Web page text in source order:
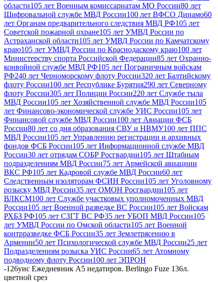
области105 лет Военным комиссариатам МО России80 лет
Шифровальной службе МВД России100 лет ВФСО Динамо60
лет Органам предварительного следствия МВД РФ105 лет
Советской пожарной охране105 лет УМВД России по
Астраханской области105 лет УМВД России по Камчатскому
краю105 лет УМВД России по Краснодаскому краю100 лет
Министерству спорта Российской Федерации85 лет Охранно-
конвойной службе МВД РФ105 лет Пограничным войскам
РФ240 лет Черноморскому флоту России320 лет Балтийскому
флоту России100 лет Республике Бурятия290 лет Северному
флоту России305 лет Полиции России220 лет Службе тыла
МВД России105 лет Хозяйственной службе МВД России105
лет Финансово-экономической службе УИС России105 лет
Финансовой службе МВД России100 лет Авиации ФСБ
России80 лет со дня образования СВУ и НВМУ100 лет ППС
МВД России105 лет Управлению регистрации и архивных
фондов ФСБ России105 лет Информационной службе МВД
России30 лет отрядам СОБР Росгвардии105 лет Штабным
подразделениям МВД России75 лет Армейской авиациии
ВКС РФ105 лет Кадровой службе МВД России60 лет
Следственным изоляторам ФСИН России105 лет Уголовному
розыску МВД России35 лет ОМОН Росгвардии105 лет
ВЛКСМ100 лет Службе участковых уполномоченных МВД
России105 лет Военной разведке ВС России105 лет Войскам
РХБЗ РФ105 лет СЗГТ ВС РФ35 лет УБОП МВД России105
лет УМВД России по Омской области105 лет Военной
контрразведке ФСБ России35 лет Землетрясению в
Армении50 лет Психологической службе МВД России25 лет
Подразделениям розыска УИС России65 лет Атомному
подводному флоту России100 лет ЭПРОН
-126уис Ежедневник А5 недатиров. Berlingo Fuze 136л.
цветной срез